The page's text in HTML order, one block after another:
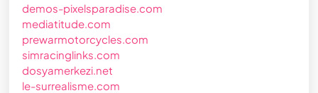
demos-pixelsparadise.com
mediatitude.com
prewarmotorcycles.com
simracinglinks.com
dosyamerkezi.net
le-surrealisme.com